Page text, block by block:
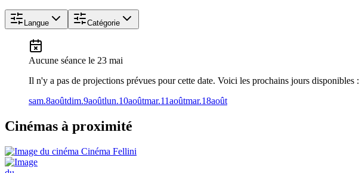
Langue Catégorie
Aucune séance le 23 mai
Il n'y a pas de projections prévues pour cette date. Voici les prochains jours disponibles :
sam.8aoûtdim.9aoûtlun.10aoûtmar.11aoûtmar.18août
Cinémas à proximité